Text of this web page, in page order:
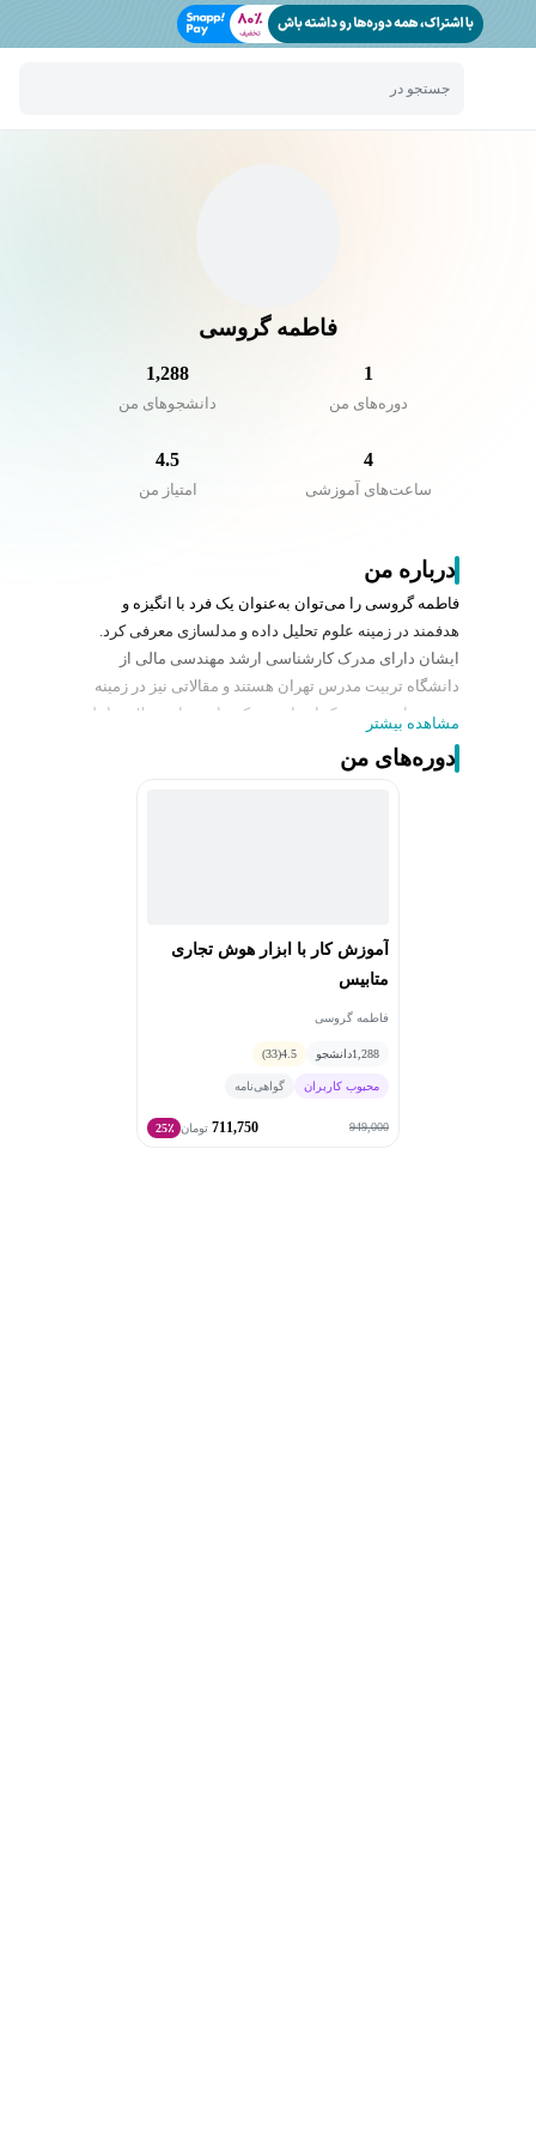
جستجو در
فاطمه گروسی
1
دوره‌های من
1,288
دانشجو‌های من
4
ساعت‌های آموزشی
4.5
امتیاز من
درباره من
فاطمه گروسی را می‌توان به‌عنوان یک فرد با انگیزه و
هدفمند در زمینه علوم تحلیل داده و مدلسازی معرفی کرد.
ایشان دارای مدرک کارشناسی ارشد مهندسی مالی از
دانشگاه تربیت مدرس تهران هستند و مقالاتی نیز در زمینه
زنجیره تامین و ریسک اعتباری در کنفرانس‌ها و مجلات داخلی
به چاپ رسانده‌اند. حیطه ی تخصص و مهارت ایشان در تحلیل
داده های کسب و کار و مدلسازی های مالی می باشد.
مشاهده بیشتر
دوره‌های من
آموزش کار با ابزار هوش تجاری
متابیس
فاطمه گروسی
1,288دانشجو 4.5
(33)
محبوب کاربران گواهی‌نامه
949,000
711,750 تومان 25٪